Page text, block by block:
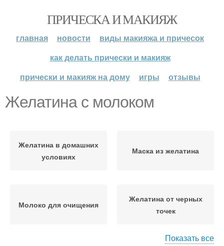
ПРИЧЕСКА И МАКИЯЖ
главная новости
виды макияжа и причесок
как делать прически и макияж
прически и макияж на дому
игры отзывы
Желатина с молоком
Желатина в домашних
условиях
Маска из желатина
Молоко для очищения
Желатина от черных
точек
Показать все